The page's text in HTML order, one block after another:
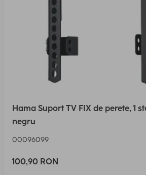
Hama Suport TV FIX de perete, 1
negru
00096099
100,90 RON